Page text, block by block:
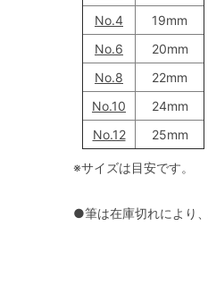
No.4
19mm
No.6
20mm
No.8
22mm
No.10
24mm
No.12
25mm
※サイズは目安です。
●筆は在庫切れにより